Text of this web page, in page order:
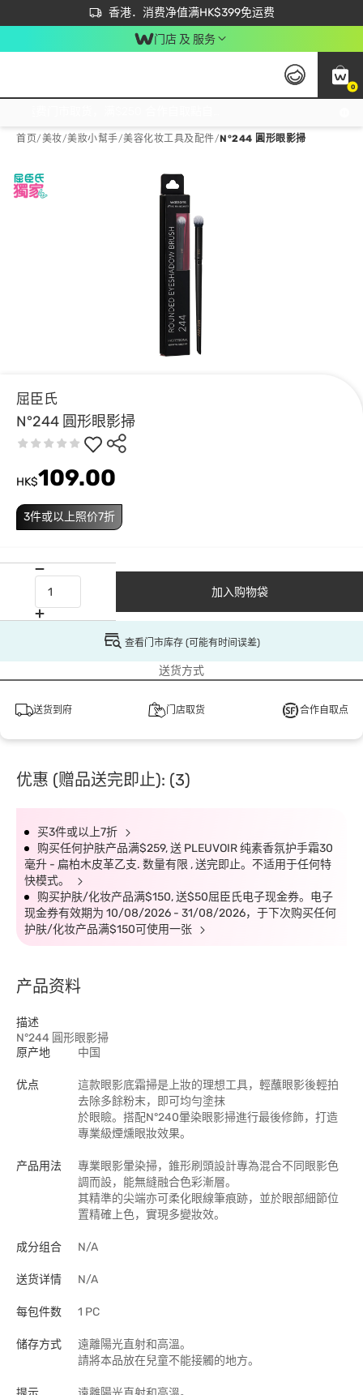
香港．消费净值满HK$399免运费
立即成为易赏钱会员尽享独家优惠
首次APP下单买满$450 输入 NEWAPP 即减$50
门店 及 服务
0
首页/美妆/美妝小幫手/美容化妆工具及配件/N°244 圓形眼影掃
屈臣氏
N°244 圓形眼影掃
3件或以上照价7折
HK$109.00
加入购物袋
查看门市库存 (可能有时间误差)
送货方式
送货到府 门店取货 合作自取点
优惠 (赠品送完即止): (3)
买3件或以上7折
购买任何护肤产品满$259, 送 PLEUVOIR 纯素香氛护手霜30
毫升 - 扁柏木皮革乙支. 数量有限 , 送完即止。不适用于任何特
快模式。
购买护肤/化妆产品满$150, 送$50屈臣氏电子现金券。电子
现金券有效期为 10/08/2026 - 31/08/2026，于下次购买任何
护肤/化妆产品满$150可使用一张
产品资料
描述
N°244 圓形眼影掃
原产地
中国
优点
這款眼影底霜掃是上妝的理想工具，輕蘸眼影後輕拍
去除多餘粉末，即可均勻塗抹
於眼瞼。搭配N°240暈染眼影掃進行最後修飾，打造
專業級煙燻眼妝效果。
产品用法
專業眼影暈染掃，錐形刷頭設計專為混合不同眼影色
調而設，能無縫融合色彩漸層。
其精準的尖端亦可柔化眼線筆痕跡，並於眼部細節位
置精確上色，實現多變妝效。
成分组合 N/A
送货详情 N/A
每包件数 1 PC
储存方式
遠離陽光直射和高溫。
請將本品放在兒童不能接觸的地方。